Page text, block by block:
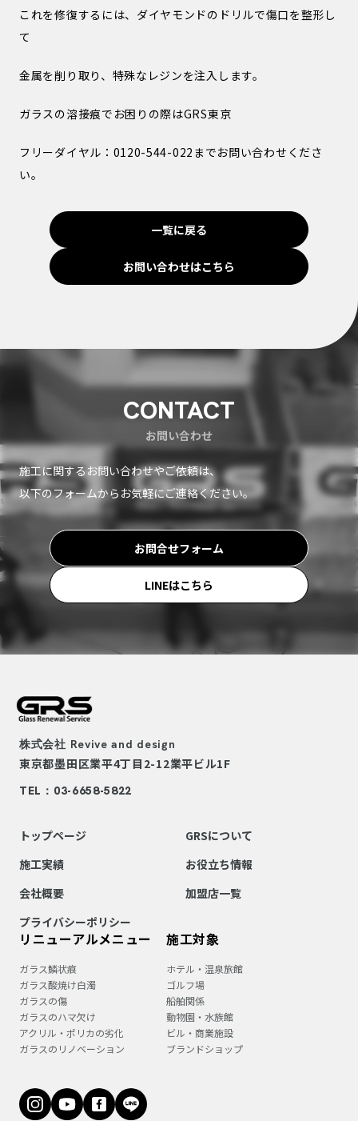
これを修復するには、ダイヤモンドのドリルで傷口を整形し
て
金属を削り取り、特殊なレジンを注入します。
ガラスの溶接痕でお困りの際はGRS東京
フリーダイヤル：0120-544-022までお問い合わせくださ
い。
一覧に戻る
お問い合わせはこちら
CONTACT
お問い合わせ
施工に関するお問い合わせやご依頼は、
以下のフォームからお気軽にご連絡ください。
お問合せフォーム
LINEはこちら
株式会社 Revive and design
東京都墨田区業平4丁目2-12業平ビル1F
TEL：03-6658-5822
トップページ
GRSについて
施工実績
お役立ち情報
会社概要
加盟店一覧
プライバシーポリシー
リニューアルメニュー
ガラス鱗状痕
ガラス酸焼け白濁
ガラスの傷
ガラスのハマ欠け
アクリル・ポリカの劣化
ガラスのリノベーション
施工対象
ホテル・温泉旅館
ゴルフ場
船舶関係
動物園・水族館
ビル・商業施設
ブランドショップ